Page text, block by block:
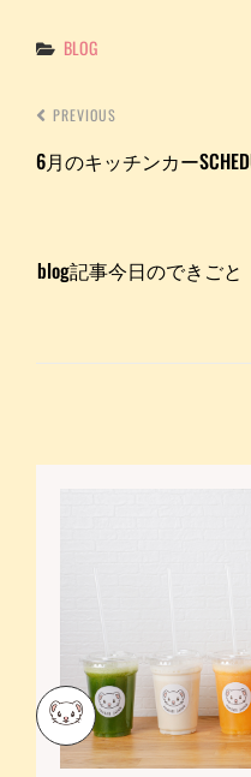
Categories
BLOG
PREVIOUS
6月のキッチンカー
blog記事今日のできご